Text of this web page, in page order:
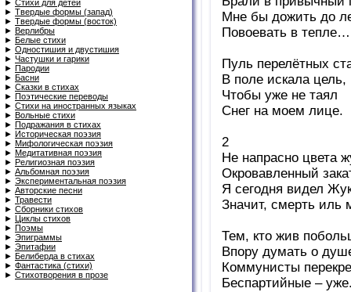
► Стихи для детей
► Твердые формы (запад)
► Твердые формы (восток)
► Верлибры
► Белые стихи
► Одностишия и двустишия
► Частушки и гарики
► Пародии
► Басни
► Сказки в стихах
► Поэтические переводы
► Стихи на иностранных языках
► Вольные стихи
► Подражания в стихах
► Историческая поэзия
► Мифологическая поэзия
► Медитативная поэзия
► Религиозная поэзия
► Альбомная поэзия
► Экспериментальная поэзия
► Авторские песни
► Травести
► Сборники стихов
►
Циклы стихов
► Поэмы
► Эпиграммы
► Эпитафии
► Белиберда в стихах
► Фантастика (стихи)
► Стихотворения в прозе
Мне бы дожить до
Повоевать в тепле…
Пуль перелётных
В поле искала цель,
Чтобы уже не таял
Снег на моем лице.
2
Не напрасно цвета
Окровавленный
Я сегодня видел
Значит, смерть иль
Тем, кто жив
Впору думать о
Коммунисты
Беспартийные –